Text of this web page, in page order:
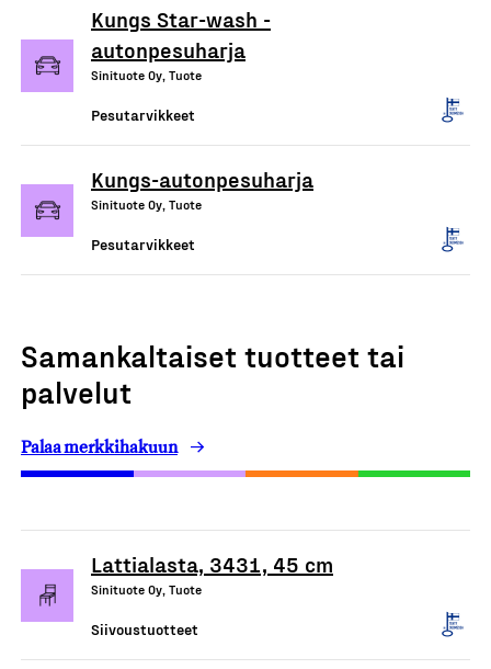
Kungs Star-wash -
autonpesuharja
Sinituote Oy, Tuote
Pesutarvikkeet
Kungs-autonpesuharja
Sinituote Oy, Tuote
Pesutarvikkeet
Samankaltaiset tuotteet tai
palvelut
Palaa merkkihakuun
Lattialasta, 3431, 45 cm
Sinituote Oy, Tuote
Siivoustuotteet